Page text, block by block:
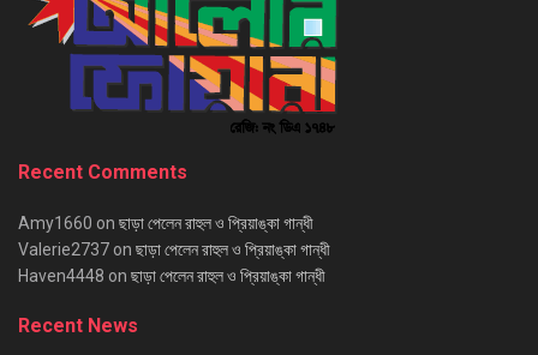
Recent Comments
Amy1660 on ছাড়া পেলেন রাহুল ও প্রিয়াঙ্কা গান্ধী
Valerie2737 on ছাড়া পেলেন রাহুল ও প্রিয়াঙ্কা গান্ধী
Haven4448 on ছাড়া পেলেন রাহুল ও প্রিয়াঙ্কা গান্ধী
Recent News